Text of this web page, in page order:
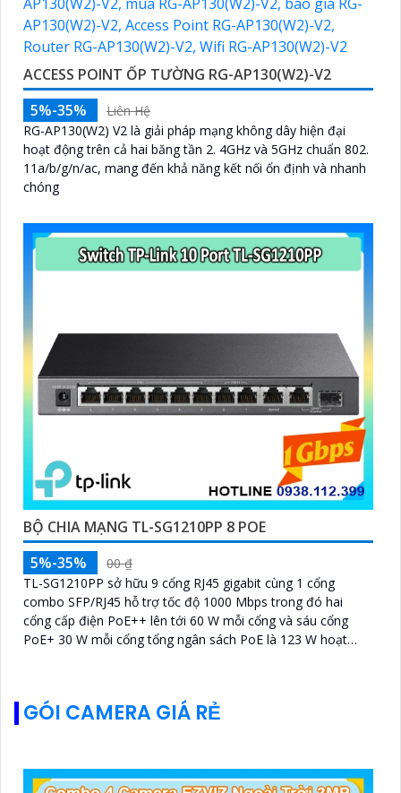
ACCESS POINT ỐP TƯỜNG RG-AP130(W2)-V2
5%-35%
Liên Hệ
RG-AP130(W2) V2 là giải pháp mạng không dây hiện đại
hoạt động trên cả hai băng tần 2. 4GHz và 5GHz chuẩn 802.
11a/b/g/n/ac, mang đến khả năng kết nối ổn định và nhanh
chóng
BỘ CHIA MẠNG TL-SG1210PP 8 POE
5%-35%
00 ₫
TL-SG1210PP sở hữu 9 cổng RJ45 gigabit cùng 1 cổng
combo SFP/RJ45 hỗ trợ tốc độ 1000 Mbps trong đó hai
cổng cấp điện PoE++ lên tới 60 W mỗi cổng và sáu cổng
PoE+ 30 W mỗi cổng tổng ngân sách PoE là 123 W hoạt
mở rộng
GÓI CAMERA GIÁ RẺ